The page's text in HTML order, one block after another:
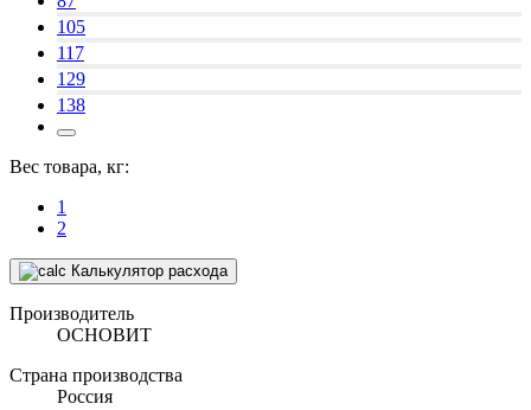
105
117
129
138
Вес товара, кг:
1
2
Калькулятор расхода
Производитель
ОСНОВИТ
Страна производства
Россия